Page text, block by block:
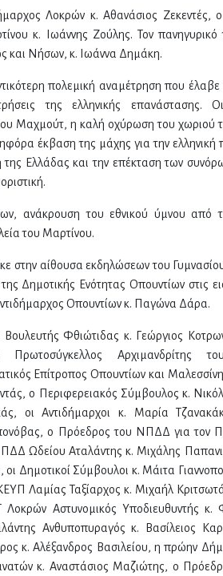
Λοκρών κ. Αθανάσιος Ζεκεντές,
κ. Ιωάννης Ζούλης. Τον
και Νήσων, κ. Ιωάννα Δημάκη.
πολεμική αναμέτρηση που
της ελληνικής επανάστασης.
Μαχμούτ, η καλή οχύρωση του χωριού
έκβαση της μάχης για την
της Ελλάδας και την επέκταση των
ανάκρουση του εθνικού ύμνου από
του Μαρτίνου.
στην αίθουσα εκδηλώσεων του
Δημοτικής Ενότητας Οπουντίων στις
Οπουντίων κ. Παγώνα Δάρα.
Βουλευτής Φθιώτιδας κ. Γεώργιος
Πρωτοσύγκελλος Αρχιμανδρίτης
Επίτροπος Οπουντίων και
ο Περιφερειακός Σύμβουλος κ.
οι Αντιδήμαρχοι κ. Μαρία
ο Πρόεδρος του ΝΠΔΔ για τον
Ωδείου Αταλάντης κ. Μιχάλης
Δημοτικοί Σύμβουλοι κ. Μάιτα
Λαμίας Ταξίαρχος κ. Μιχαήλ
Αστυνομικός Υποδιευθυντής κ.
Ανθυποπυραγός κ. Βασίλειος
κ. Αλέξανδρος Βασιλείου, η πρώην
κ. Αναστάσιος Μαζιώτης, ο